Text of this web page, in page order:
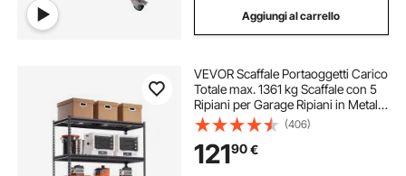
Aggiungi al carrello
VEVOR Scaffale Portaoggetti Carico
Totale max. 1361 kg Scaffale con 5
Ripiani per Garage Ripiani in Metallo
Regolabili per Scaffalature Industriali
Ripiano Portaoggetti da Cucina,
Magazzino Officina
(406)
12190€